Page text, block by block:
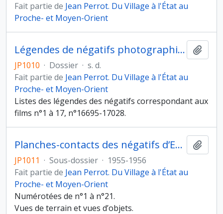
Fait partie de Jean Perrot. Du Village à l'État au
Proche- et Moyen-Orient
Légendes de négatifs photographiques
JP1010 · Dossier · s. d.
Fait partie de Jean Perrot. Du Village à l'État au
Proche- et Moyen-Orient
Listes des légendes des négatifs correspondant aux
films n°1 à 17, n°16695-17028.
Planches-contacts des négatifs d’Eynan du musée Rockfeller
JP1011 · Sous-dossier · 1955-1956
Fait partie de Jean Perrot. Du Village à l'État au
Proche- et Moyen-Orient
Numérotées de n°1 à n°21.
Vues de terrain et vues d’objets.